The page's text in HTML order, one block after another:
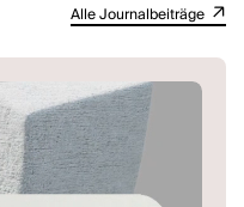
Alle Journalbeiträge